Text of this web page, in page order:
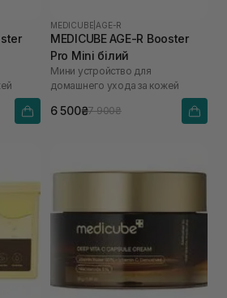
MEDICUBE AGE-R
MEDICUBE AGE-R Booster
Pro Mini білий
Мини устройство для
домашнего ухода за кожей
6 500₴7 900₴